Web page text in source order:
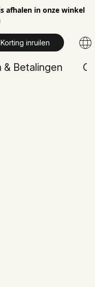
afhalen in onze winkel
Korting inruilen
& Betalingen